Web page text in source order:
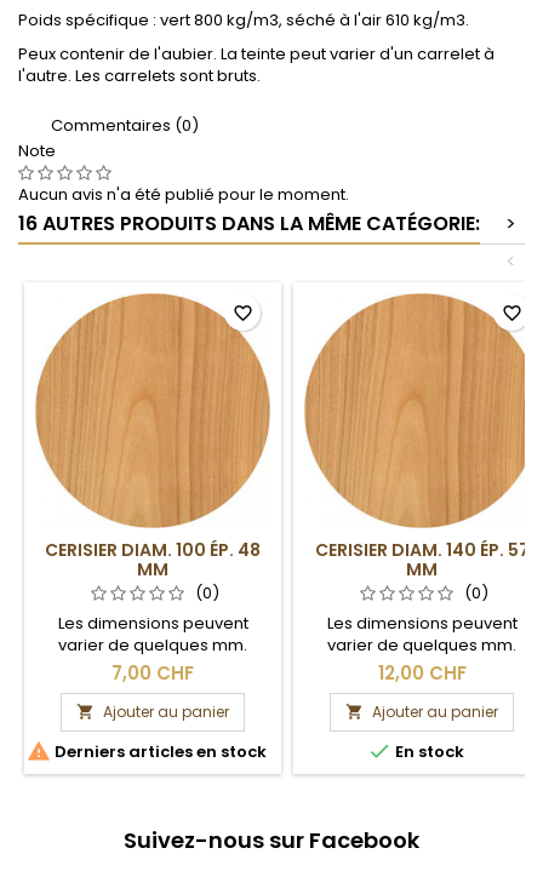
Poids spécifique : vert 800 kg/m3, séché à l'air 610 kg/m3.
Peux contenir de l'aubier. La teinte peut varier d'un carrelet à
l'autre. Les carrelets sont bruts.
Commentaires (0)
Note
Aucun avis n'a été publié pour le moment.
16 AUTRES PRODUITS DANS LA MÊME CATÉGORIE:
>
<
CERISIER DIAM. 100 ÉP. 48
MM
(0)
Les dimensions peuvent
varier de quelques mm.
Section brute.
7,00 CHF
 Ajouter au panier
 Derniers articles en stock
favorite_border
CERISIER DIAM. 140 ÉP. 57
MM
(0)
Les dimensions peuvent
varier de quelques mm.
Section brute.
12,00 CHF
 Ajouter au panier
 En stock
favorite_border
Suivez-nous sur Facebook